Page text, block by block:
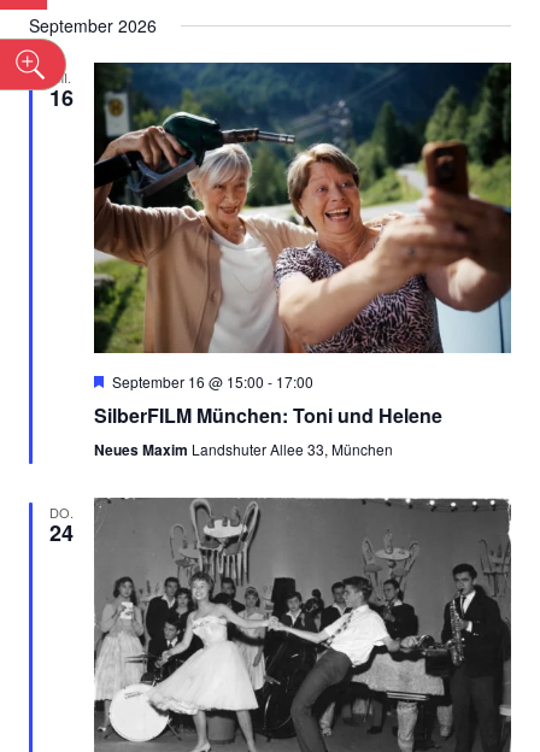
SUCHE
UND
Datum
wählen.
September 2026
MI.
16
Empfohlen
September 16 @ 15:00 - 17:00
SilberFILM München: Toni und Helene
Neues Maxim Landshuter Allee 33, München
DO.
24